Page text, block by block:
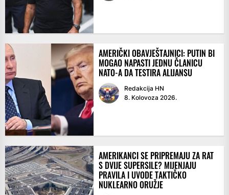
AMERIČKI OBAVJEŠTAJNICI: PUTIN BI
MOGAO NAPASTI JEDNU ČLANICU
NATO-A DA TESTIRA ALIJANSU
Redakcija HN
8. Kolovoza 2026.
AMERIKANCI SE PRIPREMAJU ZA RAT
S DVIJE SUPERSILE? MIJENJAJU
PRAVILA I UVODE TAKTIČKO
NUKLEARNO ORUŽJE